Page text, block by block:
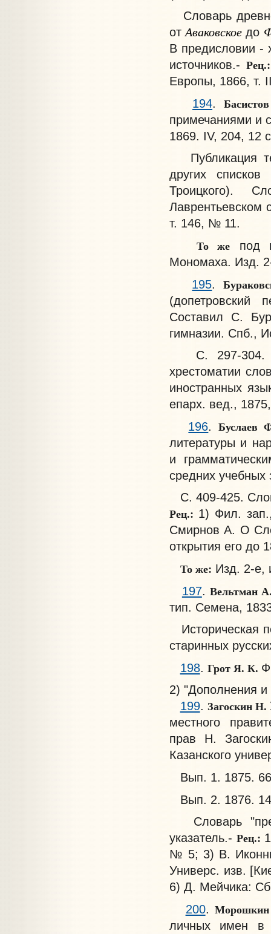
Словарь
отАваковскоедо
В предисловии -
источников.-Рец.:
Европы, 1866, т.
194.
примечаниями и
1869. IV, 204, 12
Публикация
других списков
Троицкого).
Лаврентьевском
т. 146, № 11.
То же под
Мономаха. Изд.
195.
(допетровский
Составил С.
гимназии. Спб.,
С. 297-304.
хрестоматии
иностранных
епарх. вед.,
196.
литературы и
и
средних
С. 409-425.
Рец.: 1) Фил.
Смирнов А. О
открытия его до
То же: Изд. 2-е,
197. Вельтман
тип. Семена,
Историческая
старинных
198. Грот Я. К.
2) "Дополнения и
199. Загоскин Н.
местного
прав Н.
Казанского
Вып. 1. 1875.
Вып. 2. 1876.
Словарь
указатель.- Рец.:
№ 5; 3) В.
Универс. изв.
6) Д. Мейчика:
200.
личных имен в